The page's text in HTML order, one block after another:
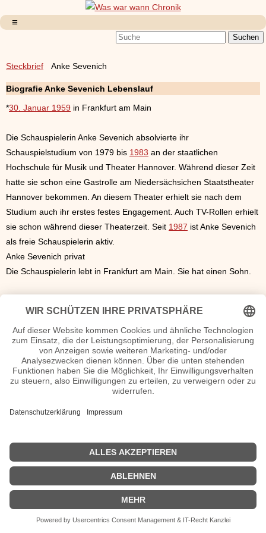
Steckbrief Anke Sevenich
Biografie Anke Sevenich Lebenslauf
*30. Januar 1959 in Frankfurt am Main
Die Schauspielerin Anke Sevenich absolvierte ihr
Schauspielstudium von 1979 bis 1983 an der staatlichen
Hochschule für Musik und Theater Hannover. Während dieser Zeit
hatte sie schon eine Gastrolle am Niedersächsichen Staatstheater
Hannover bekommen. An diesem Theater erhielt sie nach dem
Studium auch ihr erstes festes Engagement. Auch TV-Rollen erhielt
sie schon während dieser Theaterzeit. Seit 1987 ist Anke Sevenich
als freie Schauspielerin aktiv.
Anke Sevenich privat
Die Schauspielerin lebt in Frankfurt am Main. Sie hat einen Sohn.
Anke Sevenich Wiki, Herkunft, Geburtstag, verheiratet, Kinder
etc.
n.n.v. - Die offizielle Anke Sevenich Homepage
Movies Anke Sevenich Filme
n.n.v.